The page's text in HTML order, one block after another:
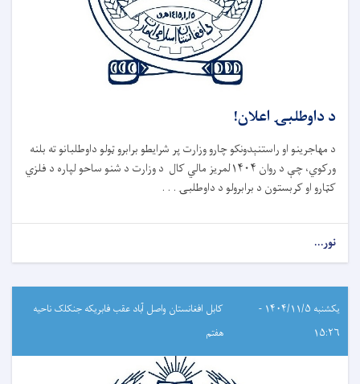
د داوطلبۍ اعلان!
د مهاجرینو او راستنېدونکو چارو وزارت پر شرایطو برابرو ټولو داوطلبانو ته بلنه
ورکوي، چې د روان ۱۴۰۴لمریز مالي کال د وزارت د شنو ساحو لپاره د فلزي
کټارو او کربستون د برابرولو د داوطلبۍ . . .
نور...
یکشنبه ۱۴۰۴/۱۱/۵ -
۱۵:۲۶
کابل افغانستان واصل آباد عقب فابریکه جنکلک ناحیه
هفتم